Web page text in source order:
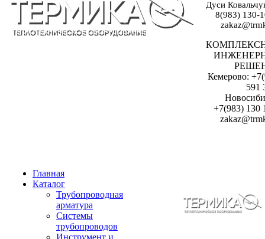
Дуси
8(983) 130-
Кемерово:
591
+7(983) 130
Главная
Каталог
Трубопроводная
арматура
Системы
трубопроводов
Инструмент и